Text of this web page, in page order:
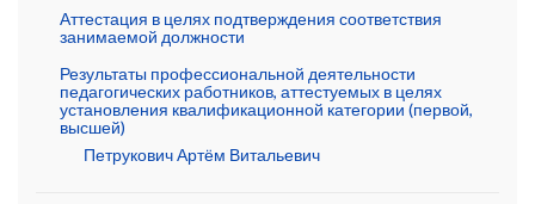
Аттестация в целях подтверждения соответствия
занимаемой должности
Результаты профессиональной деятельности
педагогических работников, аттестуемых в целях
установления квалификационной категории (первой,
высшей)
Петрукович Артём Витальевич